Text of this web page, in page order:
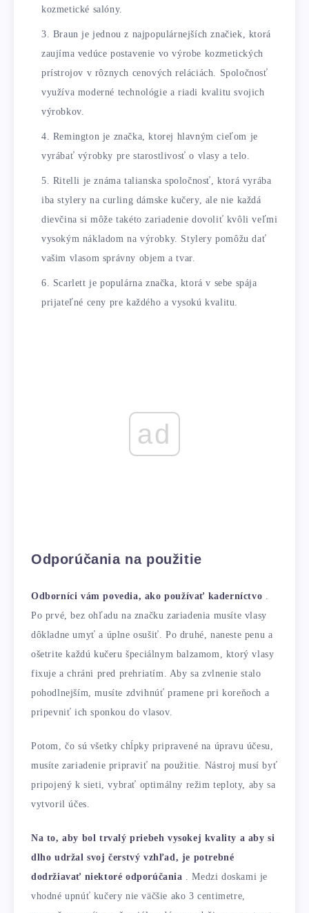
kozmetické salóny.
Braun je jednou z najpopulárnejších značiek, ktorá
zaujíma vedúce postavenie vo výrobe kozmetických
prístrojov v rôznych cenových reláciách. Spoločnosť
využíva moderné technológie a riadi kvalitu svojich
výrobkov.
Remington je značka, ktorej hlavným cieľom je
vyrábať výrobky pre starostlivosť o vlasy a telo.
Ritelli je známa talianska spoločnosť, ktorá vyrába
iba stylery na curling dámske kučery, ale nie každá
dievčina si môže takéto zariadenie dovoliť kvôli veľmi
vysokým nákladom na výrobky. Stylery pomôžu dať
vašim vlasom správny objem a tvar.
Scarlett je populárna značka, ktorá v sebe spája
prijateľné ceny pre každého a vysokú kvalitu.
ad
Odporúčania na použitie
Odborníci vám povedia, ako používať kaderníctvo
Po prvé, bez ohľadu na značku zariadenia musíte vlasy
dôkladne umyť a úplne osušiť. Po druhé, naneste penu a
ošetrite každú kučeru špeciálnym balzamom, ktorý vlasy
fixuje a chráni pred prehriatím. Aby sa zvlnenie stalo
pohodlnejším, musíte zdvihnúť pramene pri koreňoch a
pripevniť ich sponkou do vlasov.
Potom, čo sú všetky chĺpky pripravené na úpravu účesu,
musíte zariadenie pripraviť na použitie. Nástroj musí byť
pripojený k sieti, vybrať optimálny režim teploty, aby sa
vytvoril účes.
Na to, aby bol trvalý priebeh vysokej kvality a aby si
dlho udržal svoj čerstvý vzhľad, je potrebné
dodržiavať niektoré odporúčania . Medzi doskami je
vhodné upnúť kučery nie väčšie ako 3 centimetre,